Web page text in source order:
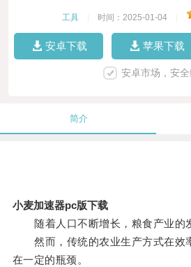
工具 时间：2025-01-04
安卓下载 苹果下载
安卓市场，安
简介
小麦加速器pc版下载
随着人口不断增长，粮食产业的
然而，传统的农业生产方式在效
在一定的瓶颈。